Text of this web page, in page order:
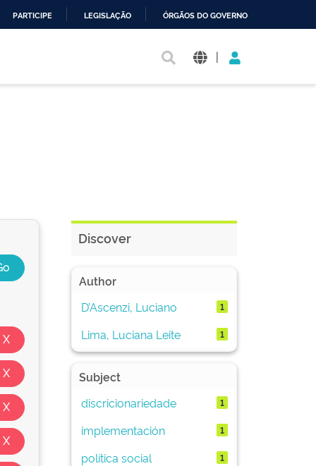
PARTICIPE LEGISLAÇÃO ÓRGÃOS DO GOVERNO
|
Discover
Author
D’Ascenzi, Luciano
1
Lima, Luciana Leite 1
Subject
discricionariedade
1
implementación 1
política social 1